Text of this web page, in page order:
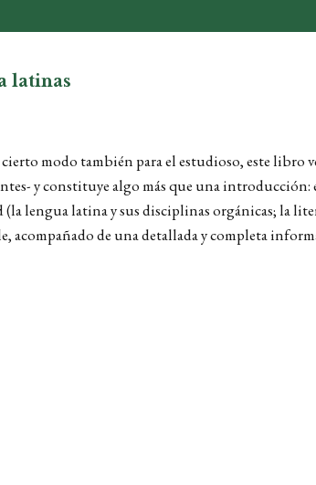
latinas
modo también para el estudioso, este libro
y constituye algo más que una introducción:
lengua latina y sus disciplinas orgánicas; la
de una detallada y completa